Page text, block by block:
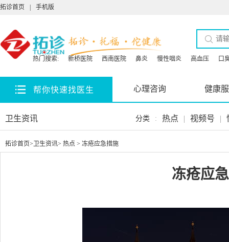
拓诊首页 手机版
热门搜索: 新桥医院 西南医院 鼻炎 慢性咽炎 高血压 口
帮你快速找医生 心理咨询 健康
卫生资讯 分类 : 热点 | 视频号 |
拓诊首页> 卫生资讯> 热点 > 冻疮应急措施
冻疮应